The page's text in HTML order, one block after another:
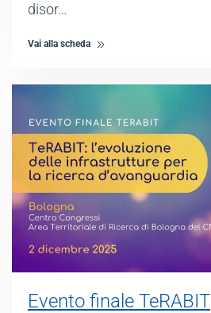
disor…
Vai alla scheda
Evento finale TeRABIT